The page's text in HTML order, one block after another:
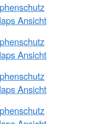
Ansicht
Ansicht
Ansicht